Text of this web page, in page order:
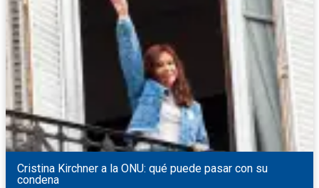
Cristina Kirchner a la ONU: qué puede pasar con su
condena